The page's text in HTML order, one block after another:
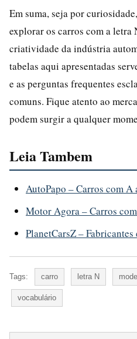
Em suma, seja por
explorar os carros com a letra
criatividade da indústria
tabelas aqui apresentadas
e as perguntas frequentes
comuns. Fique atento ao
podem surgir a qualquer
Leia Tambem
AutoPapo – Carros com A
Motor Agora – Carros
PlanetCarsZ –
Tags: carro letra N
vocabulário